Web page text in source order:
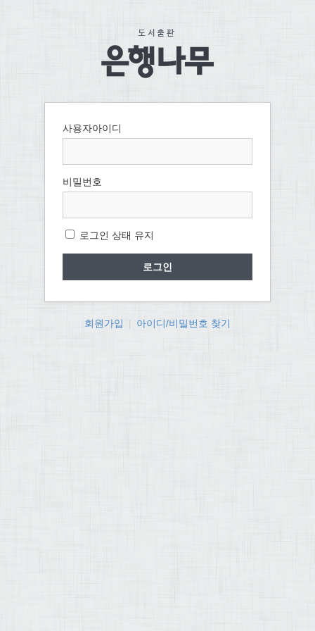
사용자아이디
비밀번호
로그인 상태 유지
회원가입 아이디/비밀번호 찾기